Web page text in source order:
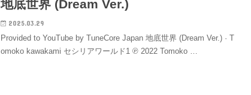
地底世界 (Dream Ver.)
2025.03.29
Provided to YouTube by TuneCore Japan 地底世界 (Dream Ver.) · T
omoko kawakami セシリアワールド1 ℗ 2022 Tomoko …